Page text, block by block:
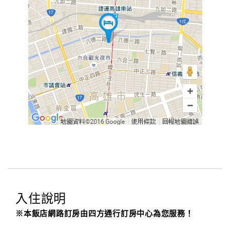
入住說明
※本飯店網路訂房由四方通行訂房中心為您服務！